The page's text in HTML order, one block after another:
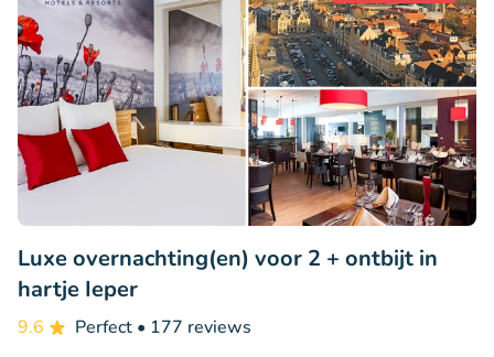
Luxe overnachting(en) voor 2 + ontbijt in
hartje Ieper
9.6 Perfect • 177 reviews